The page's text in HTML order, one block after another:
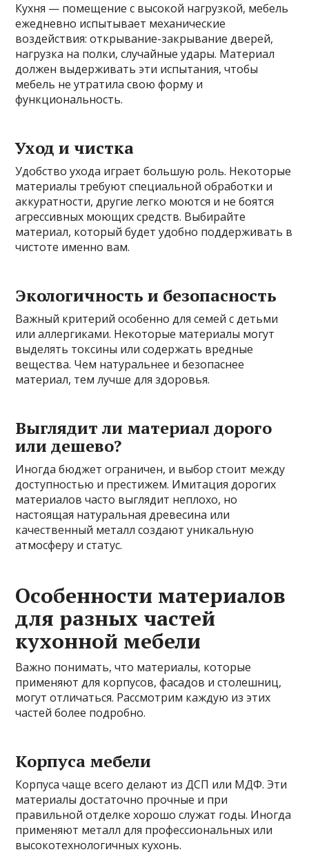
Кухня — помещение с высокой нагрузкой, мебель
ежедневно испытывает механические
воздействия: открывание-закрывание дверей,
нагрузка на полки, случайные удары. Материал
должен выдерживать эти испытания, чтобы
мебель не утратила свою форму и
функциональность.
Уход и чистка
Удобство ухода играет большую роль. Некоторые
материалы требуют специальной обработки и
аккуратности, другие легко моются и не боятся
агрессивных моющих средств. Выбирайте
материал, который будет удобно поддерживать в
чистоте именно вам.
Экологичность и безопасность
Важный критерий особенно для семей с детьми
или аллергиками. Некоторые материалы могут
выделять токсины или содержать вредные
вещества. Чем натуральнее и безопаснее
материал, тем лучше для здоровья.
Выглядит ли материал дорого
или дешево?
Иногда бюджет ограничен, и выбор стоит между
доступностью и престижем. Имитация дорогих
материалов часто выглядит неплохо, но
настоящая натуральная древесина или
качественный металл создают уникальную
атмосферу и статус.
Особенности материалов
для разных частей
кухонной мебели
Важно понимать, что материалы, которые
применяют для корпусов, фасадов и столешниц,
могут отличаться. Рассмотрим каждую из этих
частей более подробно.
Корпуса мебели
Корпуса чаще всего делают из ДСП или МДФ. Эти
материалы достаточно прочные и при
правильной отделке хорошо служат годы. Иногда
применяют металл для профессиональных или
высокотехнологичных кухонь.